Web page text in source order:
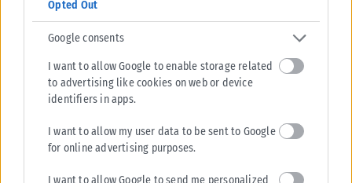
Opted Out
Google consents
I want to allow Google to enable storage related
to advertising like cookies on web or device
identifiers in apps.
I want to allow my user data to be sent to Google
for online advertising purposes.
I want to allow Google to send me personalized
αναποδιές και τα «τι άλλο θα μου συμβεί;» και...
ΑΝΑΡΤΉΘΗΚΕ ΑΠΌ ΓΕΩΡΓΊΑ ΝΤΟΎΝΗ